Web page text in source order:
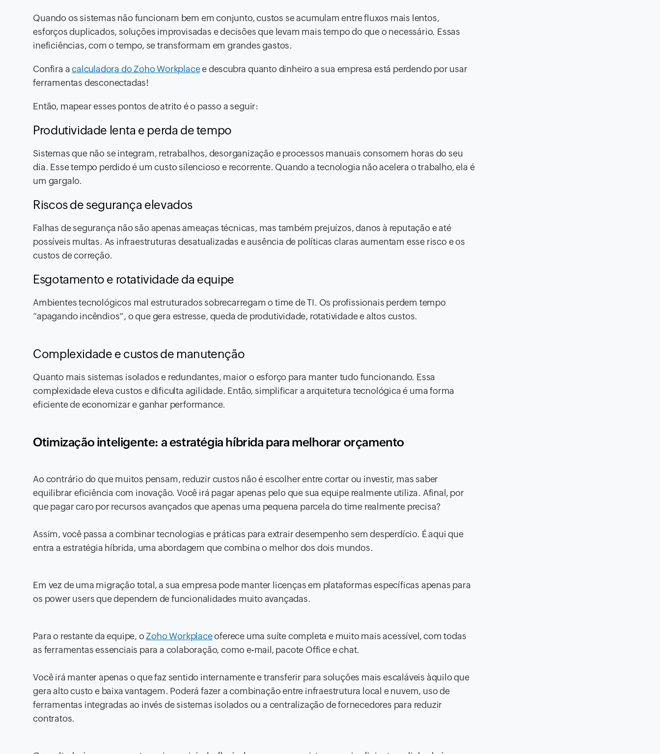
Quando os sistemas não funcionam bem em conjunto, custos se acumulam entre fluxos mais lentos,
esforços duplicados, soluções improvisadas e decisões que levam mais tempo do que o necessário. Essas
ineficiências, com o tempo, se transformam em grandes gastos.
Confira acalculadora do Zoho Workplacee descubra quanto dinheiro a sua empresa está perdendo por usar
ferramentas desconectadas!
Então, mapear esses pontos de atrito é o passo a seguir:
Produtividade lenta e perda de tempo
Sistemas que não se integram, retrabalhos, desorganização e processos manuais consomem horas do seu
dia. Esse tempo perdido é um custo silencioso e recorrente. Quando a tecnologia não acelera o trabalho, ela é
um gargalo.
Riscos de segurança elevados
Falhas de segurança não são apenas ameaças técnicas, mas também prejuízos, danos à reputação e até
possíveis multas. As infraestruturas desatualizadas e ausência de políticas claras aumentam esse risco e os
custos de correção.
Esgotamento e rotatividade da equipe
Ambientes tecnológicos mal estruturados sobrecarregam o time de TI. Os profissionais perdem tempo
“apagando incêndios”, o que gera estresse, queda de produtividade, rotatividade e altos custos.
Complexidade e custos de manutenção
Quanto mais sistemas isolados e redundantes, maior o esforço para manter tudo funcionando. Essa
complexidade eleva custos e dificulta agilidade. Então, simplificar a arquitetura tecnológica é uma forma
eficiente de economizar e ganhar performance.
Otimização inteligente: a estratégia híbrida para melhorar orçamento
Ao contrário do que muitos pensam, reduzir custos não é escolher entre cortar ou investir, mas saber
equilibrar eficiência com inovação. Você irá pagar apenas pelo que sua equipe realmente utiliza. Afinal, por
que pagar caro por recursos avançados que apenas uma pequena parcela do time realmente precisa?
Assim, você passa a combinar tecnologias e práticas para extrair desempenho sem desperdício. É aqui que
entra a estratégia híbrida, uma abordagem que combina o melhor dos dois mundos.
Em vez de uma migração total, a sua empresa pode manter licenças em plataformas específicas apenas para
os power users que dependem de funcionalidades muito avançadas.
Para o restante da equipe, o Zoho Workplaceoferece uma suíte completa e muito mais acessível, com todas
as ferramentas essenciais para a colaboração, como e-mail, pacote Office e chat.
Você irá manter apenas o que faz sentido internamente e transferir para soluções mais escaláveis àquilo que
gera alto custo e baixa vantagem. Poderá fazer a combinação entre infraestrutura local e nuvem, uso de
ferramentas integradas ao invés de sistemas isolados ou a centralização de fornecedores para reduzir
contratos.